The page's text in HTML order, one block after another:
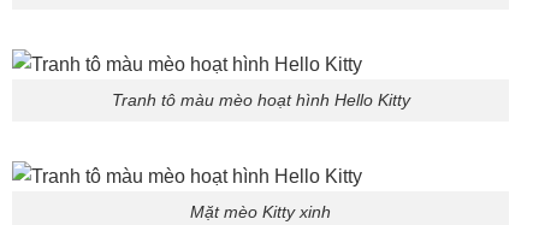
Tranh tô màu mèo hoạt hình Hello Kitty
Mặt mèo Kitty xinh